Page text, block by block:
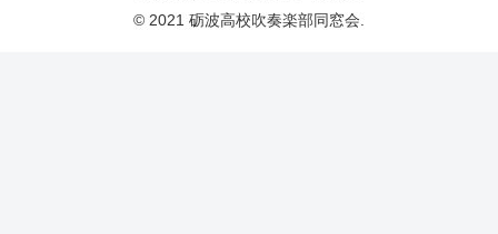
© 2021 砺波高校吹奏楽部同窓会.